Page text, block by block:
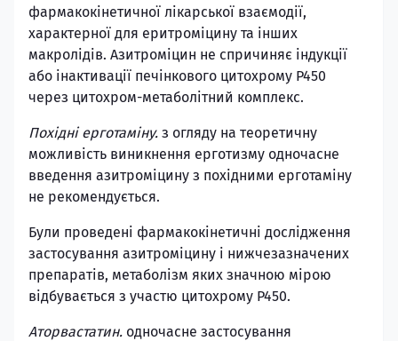
фармакокінетичної лікарської взаємодії,
характерної для еритроміцину та інших
макролідів. Азитроміцин не спричиняє індукції
або інактивації печінкового цитохрому Р450
через цитохром-метаболітний комплекс.
Похідні ерготаміну. з огляду на теоретичну
можливість виникнення ерготизму одночасне
введення азитроміцину з похідними ерготаміну
не рекомендується.
Були проведені фармакокінетичні дослідження
застосування азитроміцину і нижчезазначених
препаратів, метаболізм яких значною мірою
відбувається з участю цитохрому Р450.
Аторвастатин. одночасне застосування